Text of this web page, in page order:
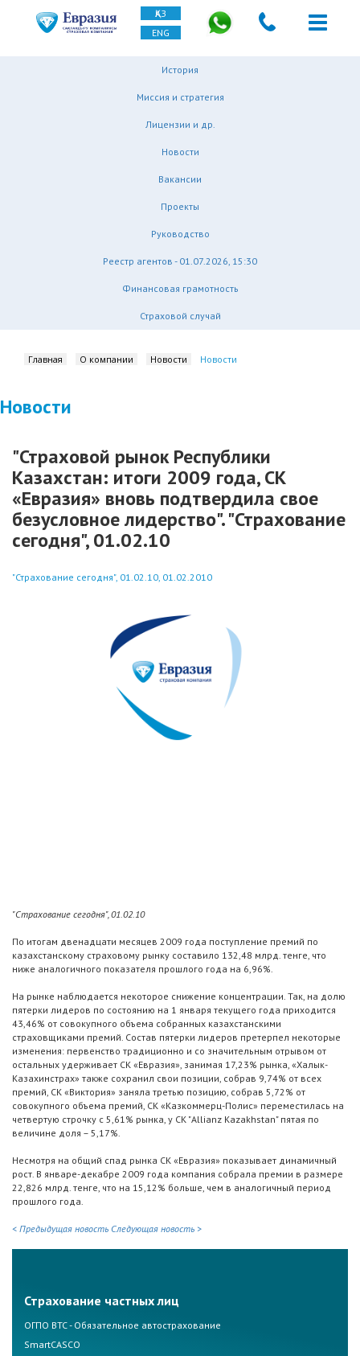
ҚАЗ
ENG
История
Миссия и стратегия
Лицензии и др.
Новости
Вакансии
Проекты
Руководство
Реестр агентов - 01.07.2026, 15:30
Финансовая грамотность
Страховой случай
Главная О компании Новости Новости
Новости
"Страховой рынок Республики
Казахстан: итоги 2009 года, СК
«Евразия» вновь подтвердила свое
безусловное лидерство". "Страхование
сегодня", 01.02.10
"Страхование сегодня", 01.02.10, 01.02.2010
"Страхование сегодня", 01.02.10
По итогам двенадцати месяцев 2009 года поступление премий по
казахстанскому страховому рынку составило 132,48 млрд. тенге, что
ниже аналогичного показателя прошлого года на 6,96%.
На рынке наблюдается некоторое снижение концентрации. Так, на долю
пятерки лидеров по состоянию на 1 января текущего года приходится
43,46% от совокупного объема собранных казахстанскими
страховщиками премий. Состав пятерки лидеров претерпел некоторые
изменения: первенство традиционно и со значительным отрывом от
остальных удерживает СК «Евразия», занимая 17,23% рынка, «Халык-
Казахинстрах» также сохранил свои позиции, собрав 9,74% от всех
премий, СК «Виктория» заняла третью позицию, собрав 5,72% от
совокупного объема премий, СК «Казкоммерц-Полис» переместилась на
четвертую строчку с 5,61% рынка, у СК "Allianz Kazakhstan" пятая по
величине доля – 5,17%.
Несмотря на общий спад рынка СК «Евразия» показывает динамичный
рост. В январе-декабре 2009 года компания собрала премии в размере
22,826 млрд. тенге, что на 15,12% больше, чем в аналогичный период
прошлого года.
< Предыдущая новость Следующая новость >
Страхование частных лиц
ОГПО ВТС - Обязательное автострахование
SmartCASCO